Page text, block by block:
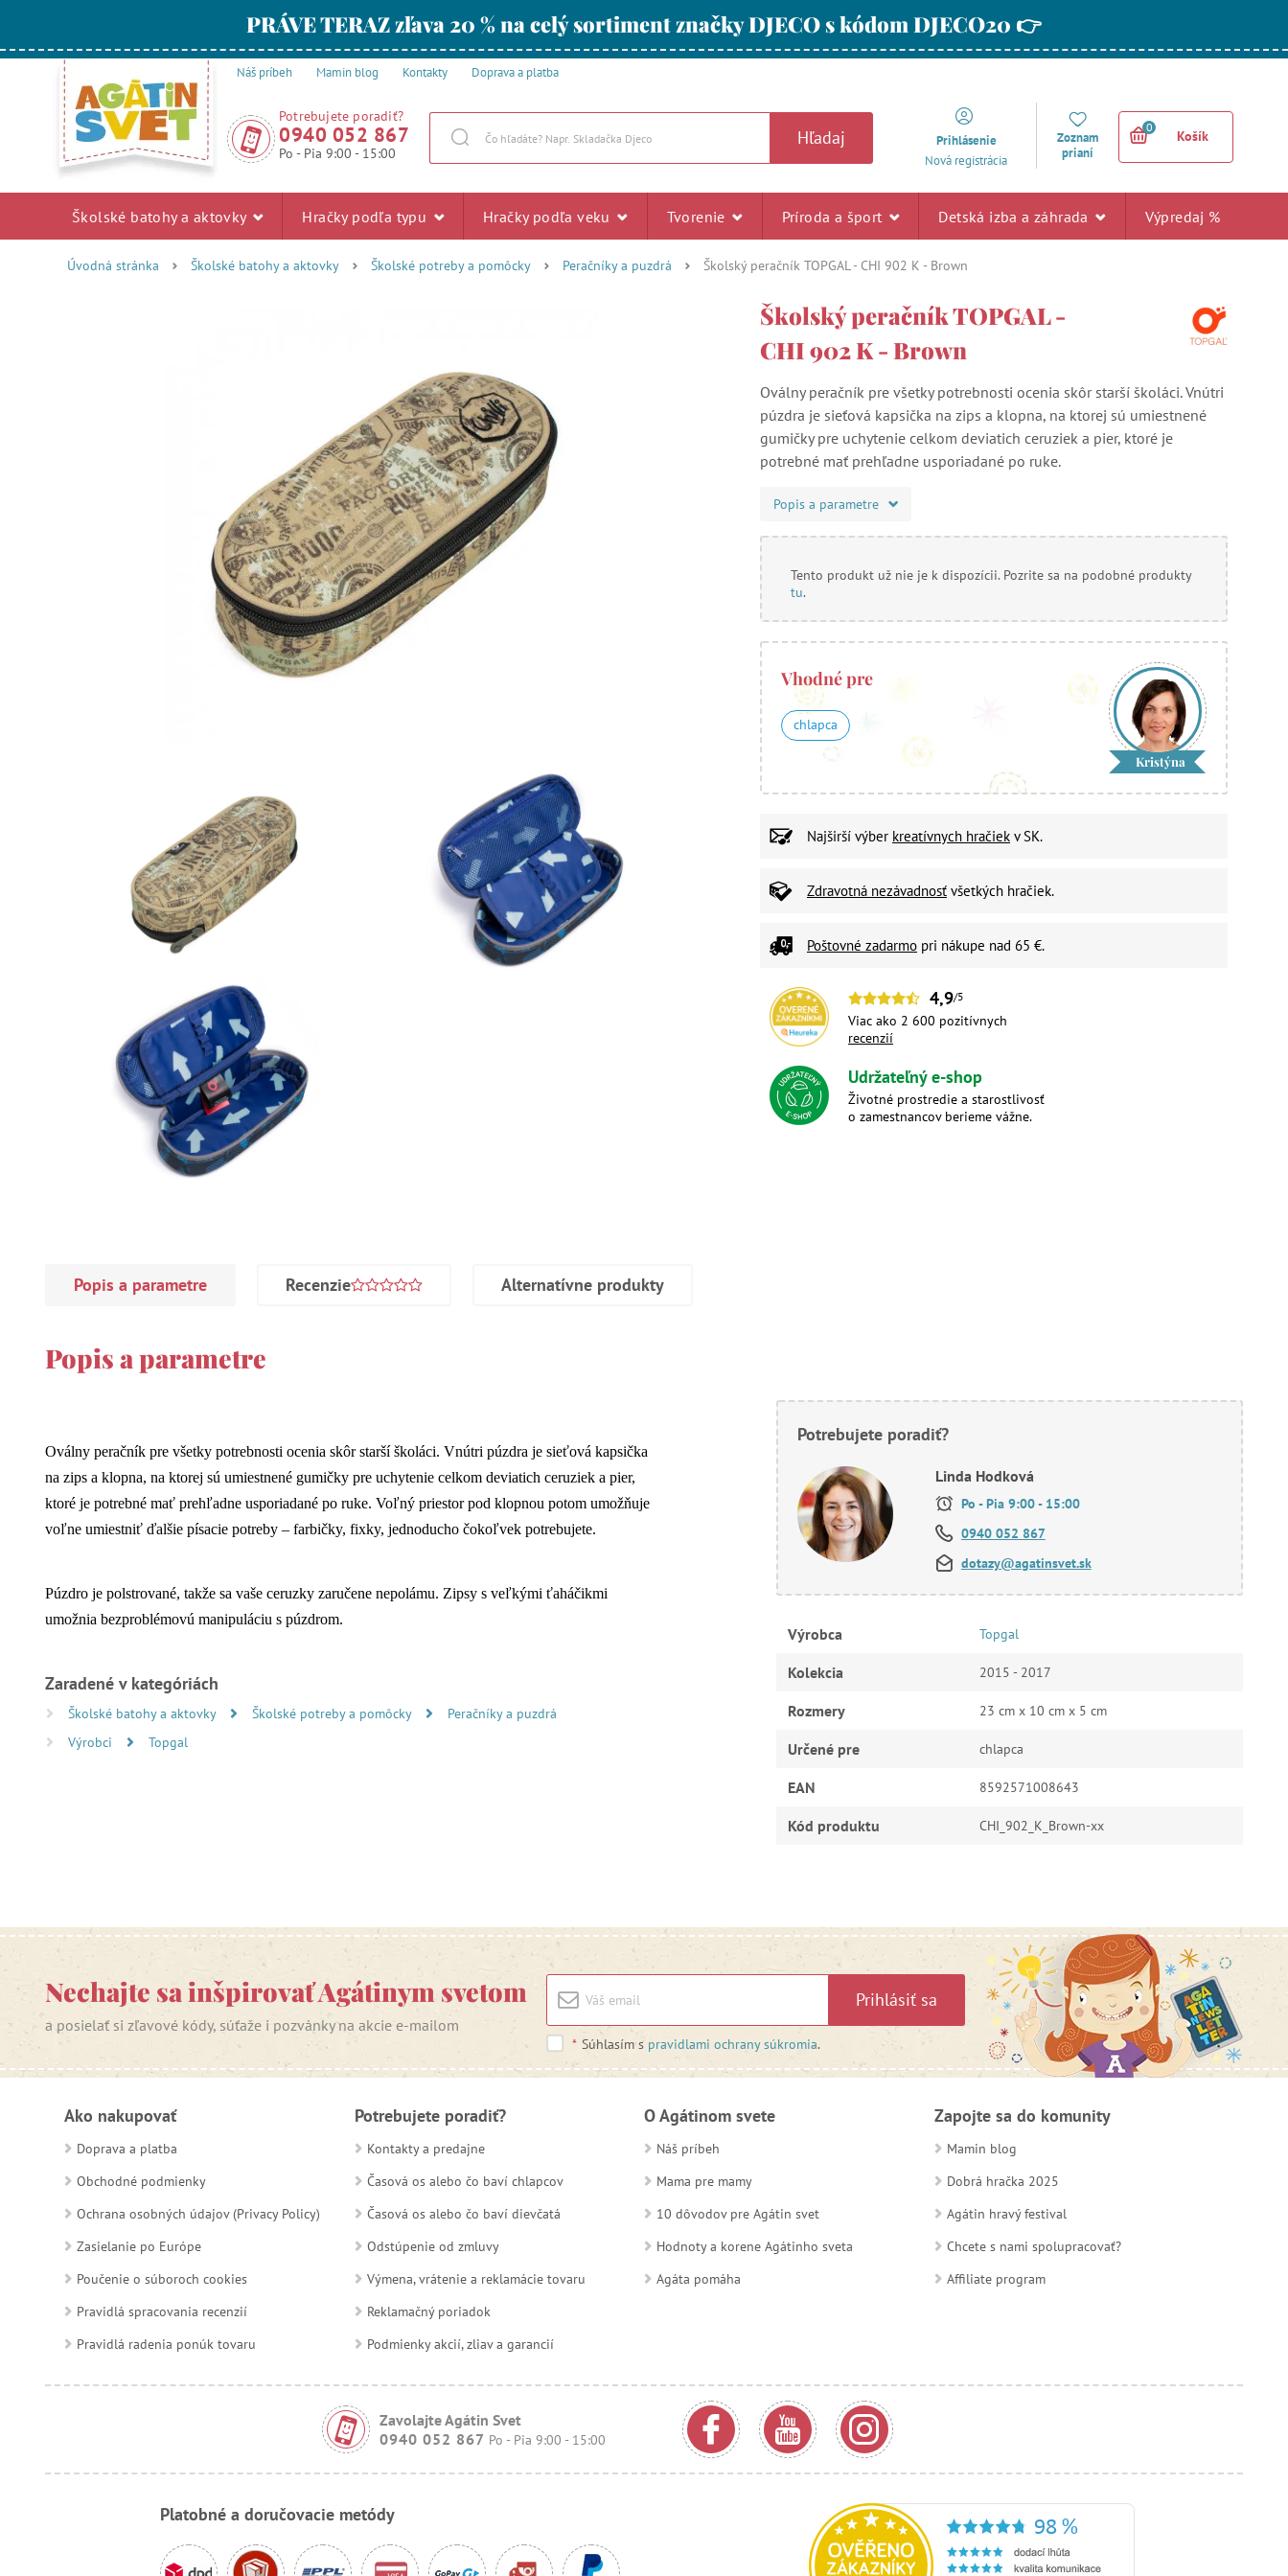
PRÁVE TERAZ zľava 20 % na celý sortiment značky DJECO s kódom DJECO20 👉
Náš príbeh Mamin blog Kontakty Doprava a platba
Potrebujete poradiť?
0940 052 867
Po - Pia 9:00 - 15:00
Hľadaj
Prihlásenie
Nová registrácia
Zoznam
prianí
0
Košík
Školské batohy a aktovky Hračky podľa typu Hračky podľa veku Tvorenie Príroda a šport Detská izba a záhrada Výpredaj %
Úvodná stránka Školské batohy a aktovky Školské potreby a pomôcky Peračníky a puzdrá Školský peračník TOPGAL - CHI 902 K - Brown
Školský peračník TOPGAL -
CHI 902 K - Brown
Oválny peračník pre všetky potrebnosti ocenia skôr starší školáci. Vnútri
púzdra je sieťová kapsička na zips a klopna, na ktorej sú umiestnené
gumičky pre uchytenie celkom deviatich ceruziek a pier, ktoré je
potrebné mať prehľadne usporiadané po ruke.
Popis a parametre
Tento produkt už nie je k dispozícii. Pozrite sa na podobné produkty
tu.
Vhodné pre
chlapca
Kristýna
Najširší výber kreatívnych hračiek v SK.
Zdravotná nezávadnosť všetkých hračiek.
Poštovné zadarmo pri nákupe nad 65 €.
4,9/5
Viac ako 2 600 pozitívnych
recenzií
Udržateľný e-shop
Životné prostredie a starostlivosť
o zamestnancov berieme vážne.
Popis a parametre Recenzie Alternatívne produkty
Popis a parametre
Oválny peračník pre všetky potrebnosti ocenia skôr starší školáci. Vnútri púzdra je sieťová kapsička
na zips a klopna, na ktorej sú umiestnené gumičky pre uchytenie celkom deviatich ceruziek a pier,
ktoré je potrebné mať prehľadne usporiadané po ruke. Voľný priestor pod klopnou potom umožňuje
voľne umiestniť ďalšie písacie potreby – farbičky, fixky, jednoducho čokoľvek potrebujete.
Púzdro je polstrované, takže sa vaše ceruzky zaručene nepolámu. Zipsy s veľkými ťaháčikmi
umožnia bezproblémovú manipuláciu s púzdrom.
Zaradené v kategóriách
Školské batohy a aktovky Školské potreby a pomôcky
Peračníky a puzdrá
Výrobci
Topgal
Potrebujete poradiť?
Linda Hodková
Po - Pia 9:00 - 15:00
0940 052 867
dotazy@agatinsvet.sk
Výrobca Topgal
Kolekcia 2015 - 2017
Rozmery 23 cm x 10 cm x 5 cm
Určené pre chlapca
EAN 8592571008643
Kód produktu CHI_902_K_Brown-xx
Nechajte sa inšpirovať Agátinym svetom
a posielať si zľavové kódy, súťaže i pozvánky na akcie e-mailom
Prihlásiť sa
* Súhlasím s pravidlami ochrany súkromia.
Ako nakupovať
Doprava a platba
Obchodné podmienky
Ochrana osobných údajov (Privacy Policy)
Zasielanie po Európe
Poučenie o súboroch cookies
Pravidlá spracovania recenzií
Pravidlá radenia ponúk tovaru
Potrebujete poradiť?
Kontakty a predajne
Časová os alebo čo baví chlapcov
Časová os alebo čo baví dievčatá
Odstúpenie od zmluvy
Výmena, vrátenie a reklamácie tovaru
Reklamačný poriadok
Podmienky akcií, zliav a garancií
O Agátinom svete
Náš príbeh
Mama pre mamy
10 dôvodov pre Agátin svet
Hodnoty a korene Agátinho sveta
Agáta pomáha
Zapojte sa do komunity
Mamin blog
Dobrá hračka 2025
Agátin hravý festival
Chcete s nami spolupracovať?
Affiliate program
Zavolajte Agátin Svet
0940 052 867 Po - Pia 9:00 - 15:00
Platobné a doručovacie metódy